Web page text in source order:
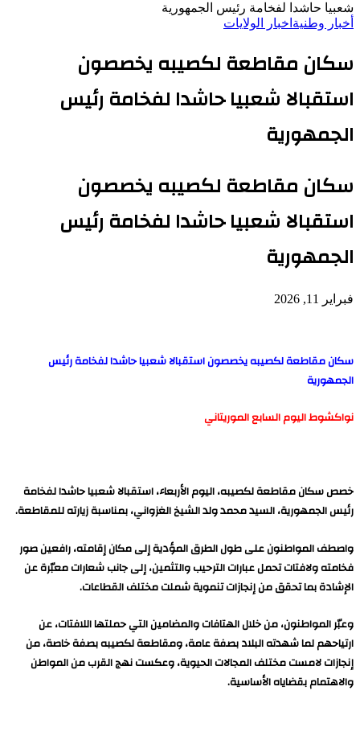
شعبيا حاشدا لفخامة رئيس الجمهورية
أخبار وطنية اخبار الولايات
سكان مقاطعة لكصيبه يخصصون
استقبالا شعبيا حاشدا لفخامة رئيس
الجمهورية
سكان مقاطعة لكصيبه يخصصون
استقبالا شعبيا حاشدا لفخامة رئيس
الجمهورية
فبراير 11, 2026
سكان مقاطعة لكصيبه يخصصون استقبالا شعبيا حاشدا لفخامة رئيس
الجمهورية
نواكشوط اليوم السابع الموريتاني
خصص سكان مقاطعة لكصيبه، اليوم الأربعاء، استقبالا شعبيا حاشدا لفخامة
رئيس الجمهورية، السيد محمد ولد الشيخ الغزواني، بمناسبة زيارته للمقاطعة.
واصطف المواطنون على طول الطرق المؤدية إلى مكان إقامته، رافعين صور
فخامته ولافتات تحمل عبارات الترحيب والتثمين، إلى جانب شعارات معبّرة عن
الإشادة بما تحقق من إنجازات تنموية شملت مختلف القطاعات.
وعبّر المواطنون، من خلال الهتافات والمضامين التي حملتها اللافتات، عن
ارتياحهم لما شهدته البلاد بصفة عامة، ومقاطعة لكصيبه بصفة خاصة، من
إنجازات لامست مختلف المجالات الحيوية، وعكست نهج القرب من المواطن
والاهتمام بقضاياه الأساسية.